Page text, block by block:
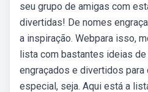
seu grupo de amigas com
divertidas! De nomes
a inspiração. Webpara isso,
lista com bastantes ideias
engraçados e divertidos para
especial, seja. Aqui está a